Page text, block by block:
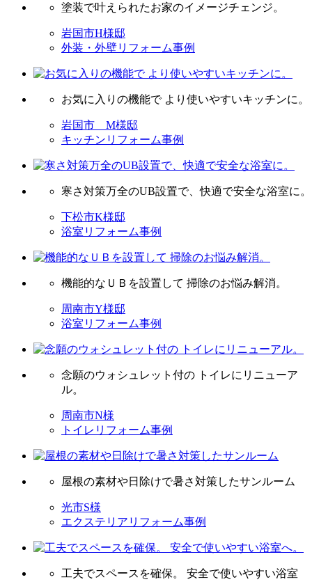
塗装で叶えられたお家のイメージチェンジ。
岩国市H様邸
外装・外壁リフォーム事例
お気に入りの機能で より使いやすいキッチンに。
岩国市 M様邸
キッチンリフォーム事例
寒さ対策万全のUB設置で、快適で安全な浴室に。
下松市K様邸
浴室リフォーム事例
機能的なＵＢを設置して 掃除のお悩み解消。
周南市Y様邸
浴室リフォーム事例
念願のウォシュレット付の トイレにリニューア
ル。
周南市N様
トイレリフォーム事例
屋根の素材や日除けで暑さ対策したサンルーム
光市S様
エクステリアリフォーム事例
工夫でスペースを確保。 安全で使いやすい浴室